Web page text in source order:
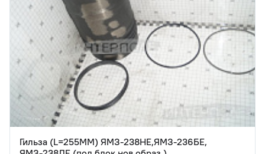
Гильза (L=255ММ) ЯМЗ-238НЕ,ЯМЗ-236БЕ,